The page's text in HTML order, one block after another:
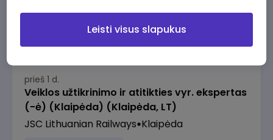
prieš 1 d.
Veiklos užtikrinimo ir atitikties vyr. ekspertas
(-ė) (Klaipėda) (Klaipėda, LT)
JSC Lithuanian Railways Klaipėda
Leisti visus slapukus